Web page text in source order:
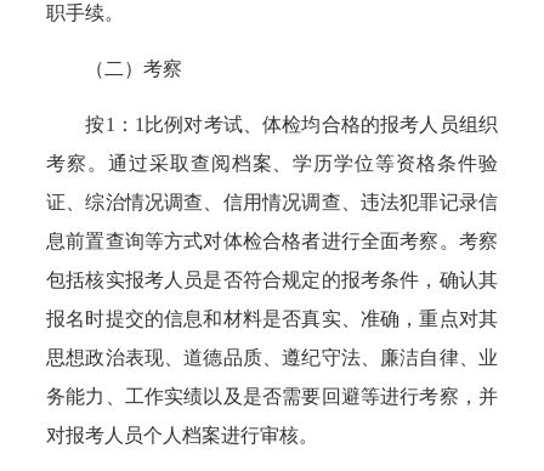
职手续。
（二）考察
按1：1比例对考试、体检均合格的报考人员组织
考察。通过采取查阅档案、学历学位等资格条件验
证、综治情况调查、信用情况调查、违法犯罪记录信
息前置查询等方式对体检合格者进行全面考察。考察
包括核实报考人员是否符合规定的报考条件，确认其
报名时提交的信息和材料是否真实、准确，重点对其
思想政治表现、道德品质、遵纪守法、廉洁自律、业
务能力、工作实绩以及是否需要回避等进行考察，并
对报考人员个人档案进行审核。